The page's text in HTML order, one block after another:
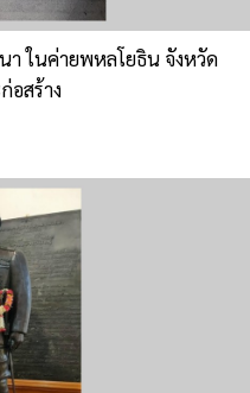
ในค่ายพหลโยธิน จังหวัด
สร้าง